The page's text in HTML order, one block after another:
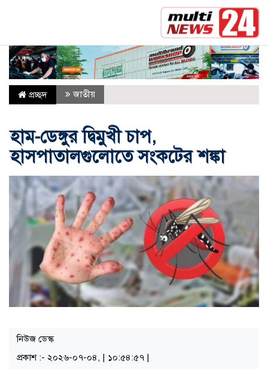
শপথ গ্রহণ অনুষ্ঠান আয়োজনে ৬ কমিটি প্রবাসী আয়ে
প্রচ্ছদ জাতীয়
হাম-ডেঙ্গুর দ্বিমুখী চাপ,
হাসপাতালগুলোতে সংকটের শঙ্কা
নিউজ ডেস্ক
প্রকাশ :- ২০২৬-০৭-০৪, | ১০:৫৪:৫৭ |